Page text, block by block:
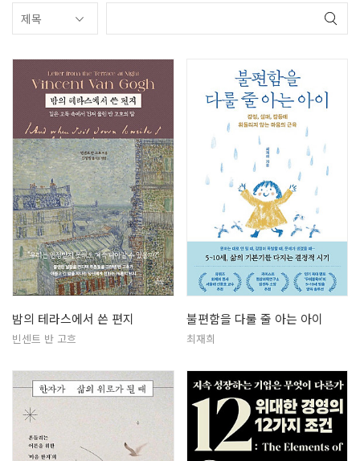
밤의 테라스에서 쓴 편지
빈센트 반 고흐
불편함을 다룰 줄 아는 아이
최재희